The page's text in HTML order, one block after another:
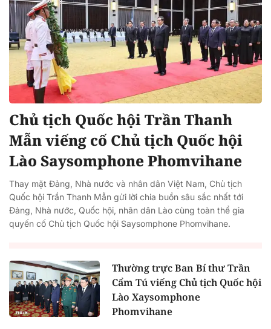
Chủ tịch Quốc hội Trần Thanh
Mẫn viếng cố Chủ tịch Quốc hội
Lào Saysomphone Phomvihane
Thay mặt Đảng, Nhà nước và nhân dân Việt Nam, Chủ tịch
Quốc hội Trần Thanh Mẫn gửi lời chia buồn sâu sắc nhất tới
Đảng, Nhà nước, Quốc hội, nhân dân Lào cùng toàn thể gia
quyến cố Chủ tịch Quốc hội Saysomphone Phomvihane.
Thường trực Ban Bí thư Trần
Cẩm Tú viếng Chủ tịch Quốc hội
Lào Xaysomphone
Phomvihane